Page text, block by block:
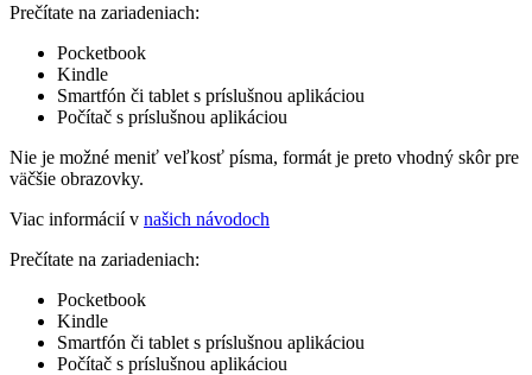
Prečítate na zariadeniach:
Pocketbook
Kindle
Smartfón či tablet s príslušnou aplikáciou
Počítač s príslušnou aplikáciou
Nie je možné meniť veľkosť písma, formát je preto vhodný skôr pre
väčšie obrazovky.
Viac informácií v našich návodoch
Prečítate na zariadeniach:
Pocketbook
Kindle
Smartfón či tablet s príslušnou aplikáciou
Počítač s príslušnou aplikáciou